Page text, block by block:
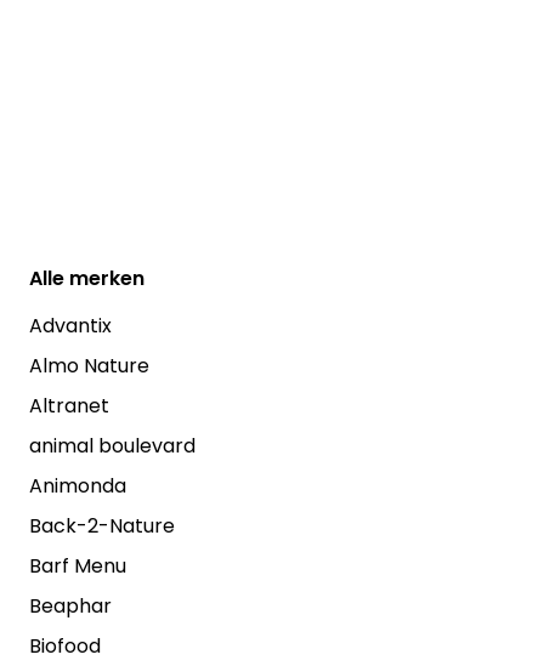
Alle merken
Advantix
Almo Nature
Altranet
animal boulevard
Animonda
Back-2-Nature
Barf Menu
Beaphar
Biofood